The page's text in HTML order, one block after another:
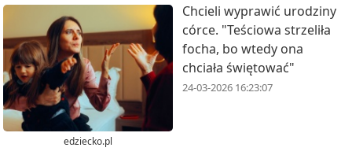
edziecko.pl
Chcieli wyprawić urodziny
córce. "Teściowa strzeliła
focha, bo wtedy ona
chciała świętować"
24-03-2026 16:23:07